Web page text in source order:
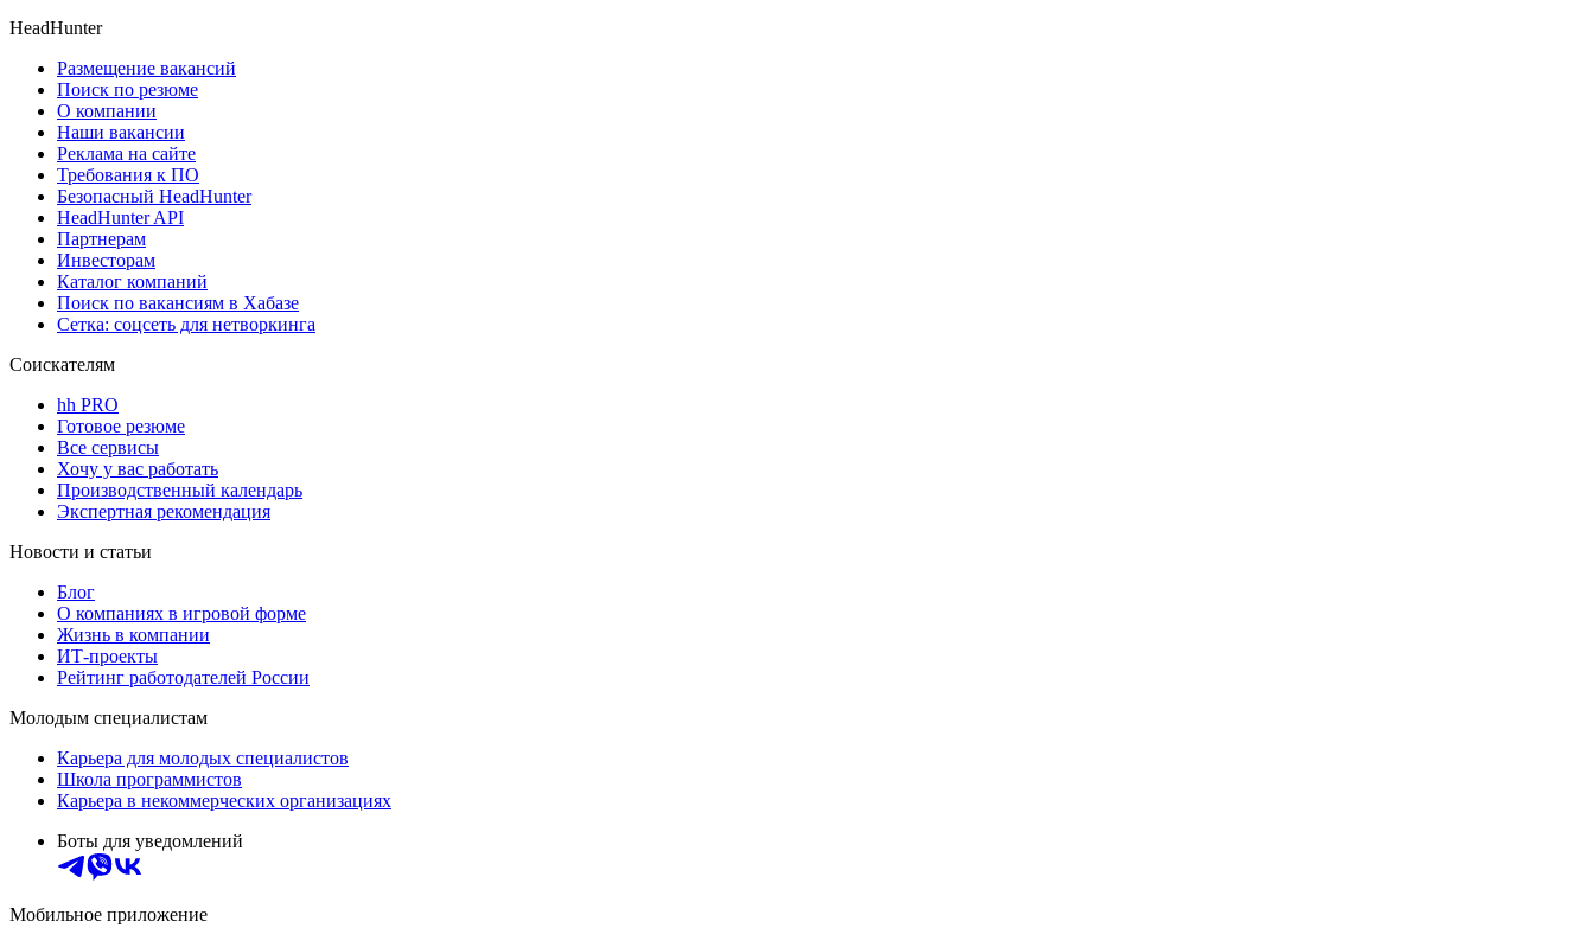
HeadHunter
Размещение вакансий
Поиск по резюме
О компании
Наши вакансии
Реклама на сайте
Требования к ПО
Безопасный HeadHunter
HeadHunter API
Партнерам
Инвесторам
Каталог компаний
Поиск по вакансиям в Хабазе
Сетка: соцсеть для нетворкинга
Соискателям
hh PRO
Готовое резюме
Все сервисы
Хочу у вас работать
Производственный календарь
Экспертная рекомендация
Новости и статьи
Блог
О компаниях в игровой форме
Жизнь в компании
ИТ-проекты
Рейтинг работодателей России
Молодым специалистам
Карьера для молодых специалистов
Школа программистов
Карьера в некоммерческих организациях
Боты для уведомлений
Мобильное приложение